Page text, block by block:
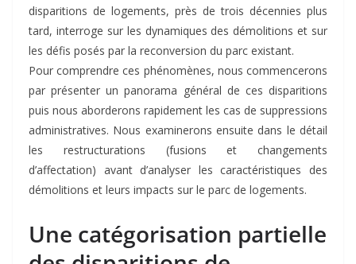
disparitions de logements, près de trois décennies plus
tard, interroge sur les dynamiques des démolitions et sur
les défis posés par la reconversion du parc existant.
Pour comprendre ces phénomènes, nous commencerons
par présenter un panorama général de ces disparitions
puis nous aborderons rapidement les cas de suppressions
administratives. Nous examinerons ensuite dans le détail
les restructurations (fusions et changements
d’affectation) avant d’analyser les caractéristiques des
démolitions et leurs impacts sur le parc de logements.
Une catégorisation partielle